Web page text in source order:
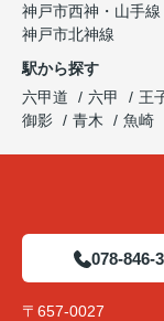
神戸市西神・山手線
神戸市北神線
駅から探す
六甲道
六甲 王
御影
青木 魚崎
078-846-
〒657-0027